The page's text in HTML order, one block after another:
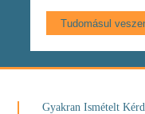
Gyakran Ismételt